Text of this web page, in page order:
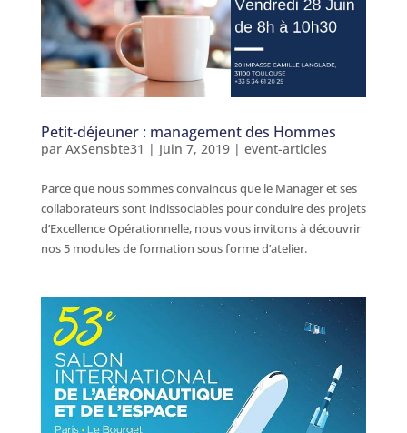
Petit-déjeuner : management des Hommes
par AxSensbte31 | Juin 7, 2019| event-articles
Parce que nous sommes convaincus que le Manager et ses
collaborateurs sont indissociables pour conduire des projets
d’Excellence Opérationnelle, nous vous invitons à découvrir
nos 5 modules de formation sous forme d’atelier.